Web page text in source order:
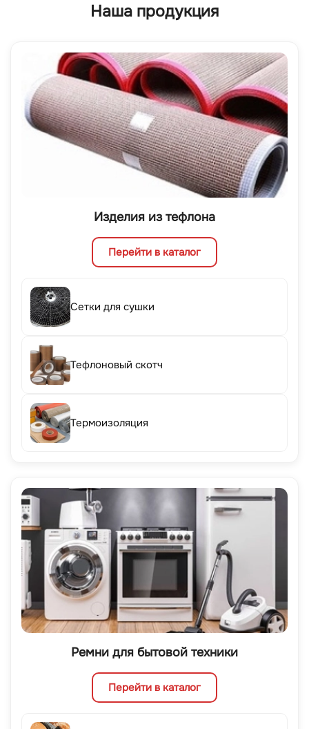
Наша продукция
Изделия из тефлона
Перейти в каталог
Сетки для сушки
Тефлоновый скотч
Термоизоляция
Ремни для бытовой техники
Перейти в каталог